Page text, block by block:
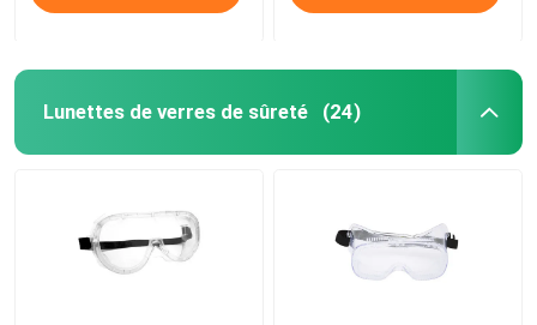
Lunettes de verres de sûreté (24)